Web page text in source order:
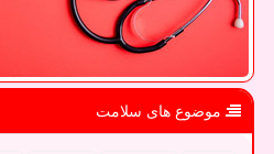
موضوع های سلامت